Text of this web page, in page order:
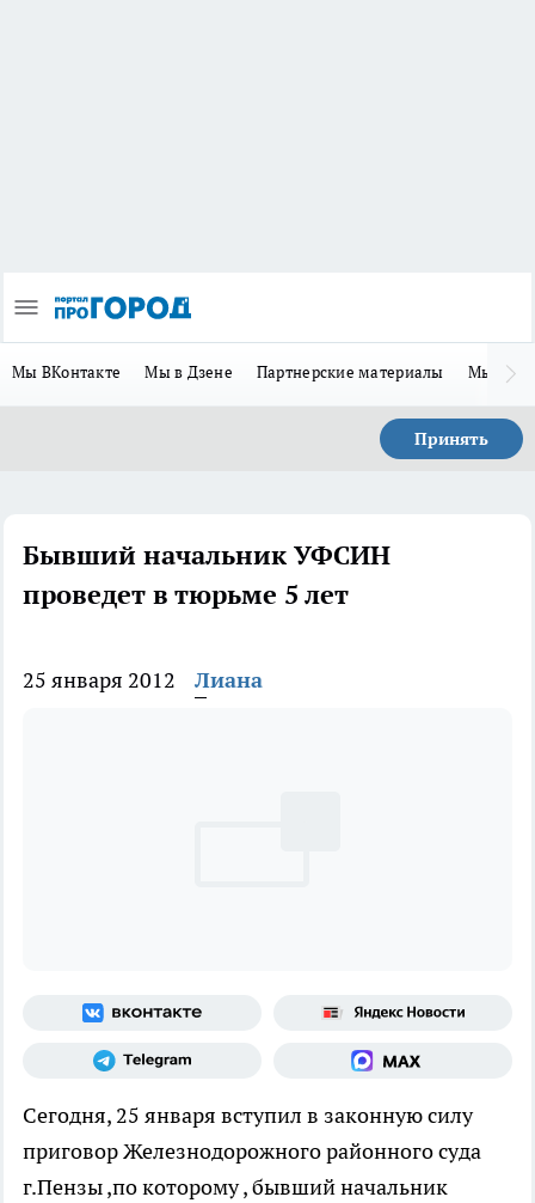
Мы ВКонтакте Мы в Дзене Партнерские материалы Мы в
Принять
Бывший начальник УФСИН
проведет в тюрьме 5 лет
25 января 2012 Лиана
Сегодня, 25 января вступил в законную силу
приговор Железнодорожного районного суда
г.Пензы ,по которому , бывший начальник